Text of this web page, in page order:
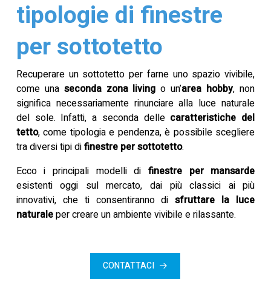
tipologie di finestre
per sottotetto
Recuperare un sottotetto per farne uno spazio vivibile,
come una seconda zona living o un’area hobby, non
significa necessariamente rinunciare alla luce naturale
del sole. Infatti, a seconda delle caratteristiche del
tetto, come tipologia e pendenza, è possibile scegliere
tra diversi tipi difinestre per sottotetto.
Ecco i principali modelli di finestre per mansarde
esistenti oggi sul mercato, dai più classici ai più
innovativi, che ti consentiranno disfruttare la luce
naturaleper creare un ambiente vivibile e rilassante.
CONTATTACI